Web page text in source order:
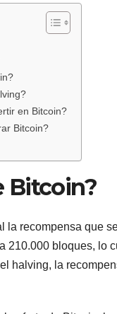
en Bitcoin?
Bitcoin?
Bitcoin?
la recompensa que
210.000 bloques, lo
halving, la